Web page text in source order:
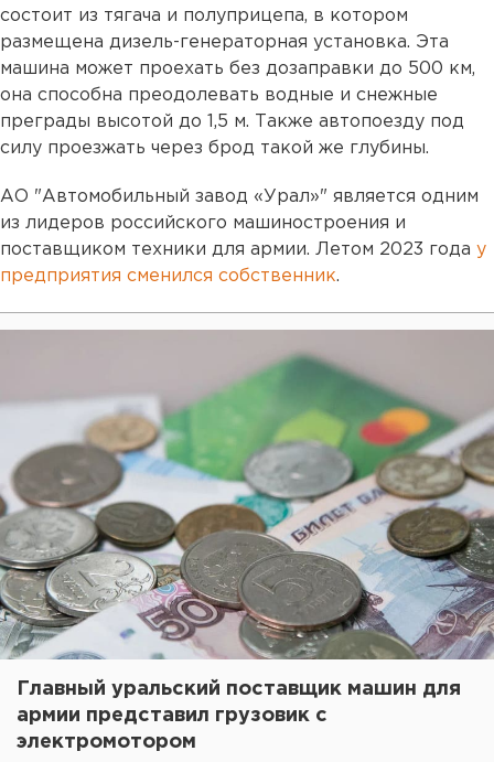
состоит из тягача и полуприцепа, в котором
размещена дизель-генераторная установка. Эта
машина может проехать без дозаправки до 500 км,
она способна преодолевать водные и снежные
преграды высотой до 1,5 м. Также автопоезду под
силу проезжать через брод такой же глубины.
АО "Автомобильный завод «Урал»" является одним
из лидеров российского машиностроения и
поставщиком техники для армии. Летом 2023 года у
предприятия сменился собственник.
Главный уральский поставщик машин для
армии представил грузовик с
электромотором